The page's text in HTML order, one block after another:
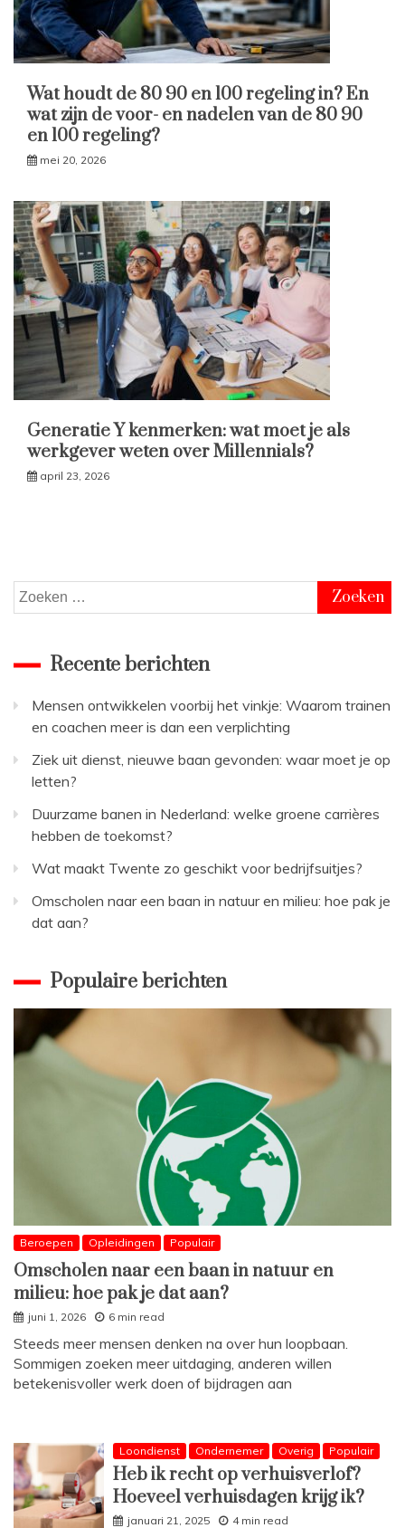
Wat houdt de 80 90 en 100 regeling in? En
wat zijn de voor- en nadelen van de 80 90
en 100 regeling?
mei 20, 2026
Generatie Y kenmerken: wat moet je als
werkgever weten over Millennials?
april 23, 2026
Zoeken
naar:
Recente berichten
Mensen ontwikkelen voorbij het vinkje: Waarom trainen
en coachen meer is dan een verplichting
Ziek uit dienst, nieuwe baan gevonden: waar moet je op
letten?
Duurzame banen in Nederland: welke groene carrières
hebben de toekomst?
Wat maakt Twente zo geschikt voor bedrijfsuitjes?
Omscholen naar een baan in natuur en milieu: hoe pak je
dat aan?
Populaire berichten
Beroepen Opleidingen Populair
Omscholen naar een baan in natuur en
milieu: hoe pak je dat aan?
juni 1, 2026 6 min read
Steeds meer mensen denken na over hun loopbaan.
Sommigen zoeken meer uitdaging, anderen willen
betekenisvoller werk doen of bijdragen aan
Loondienst Ondernemer Overig Populair
Heb ik recht op verhuisverlof?
Hoeveel verhuisdagen krijg ik?
januari 21, 2025 4 min read